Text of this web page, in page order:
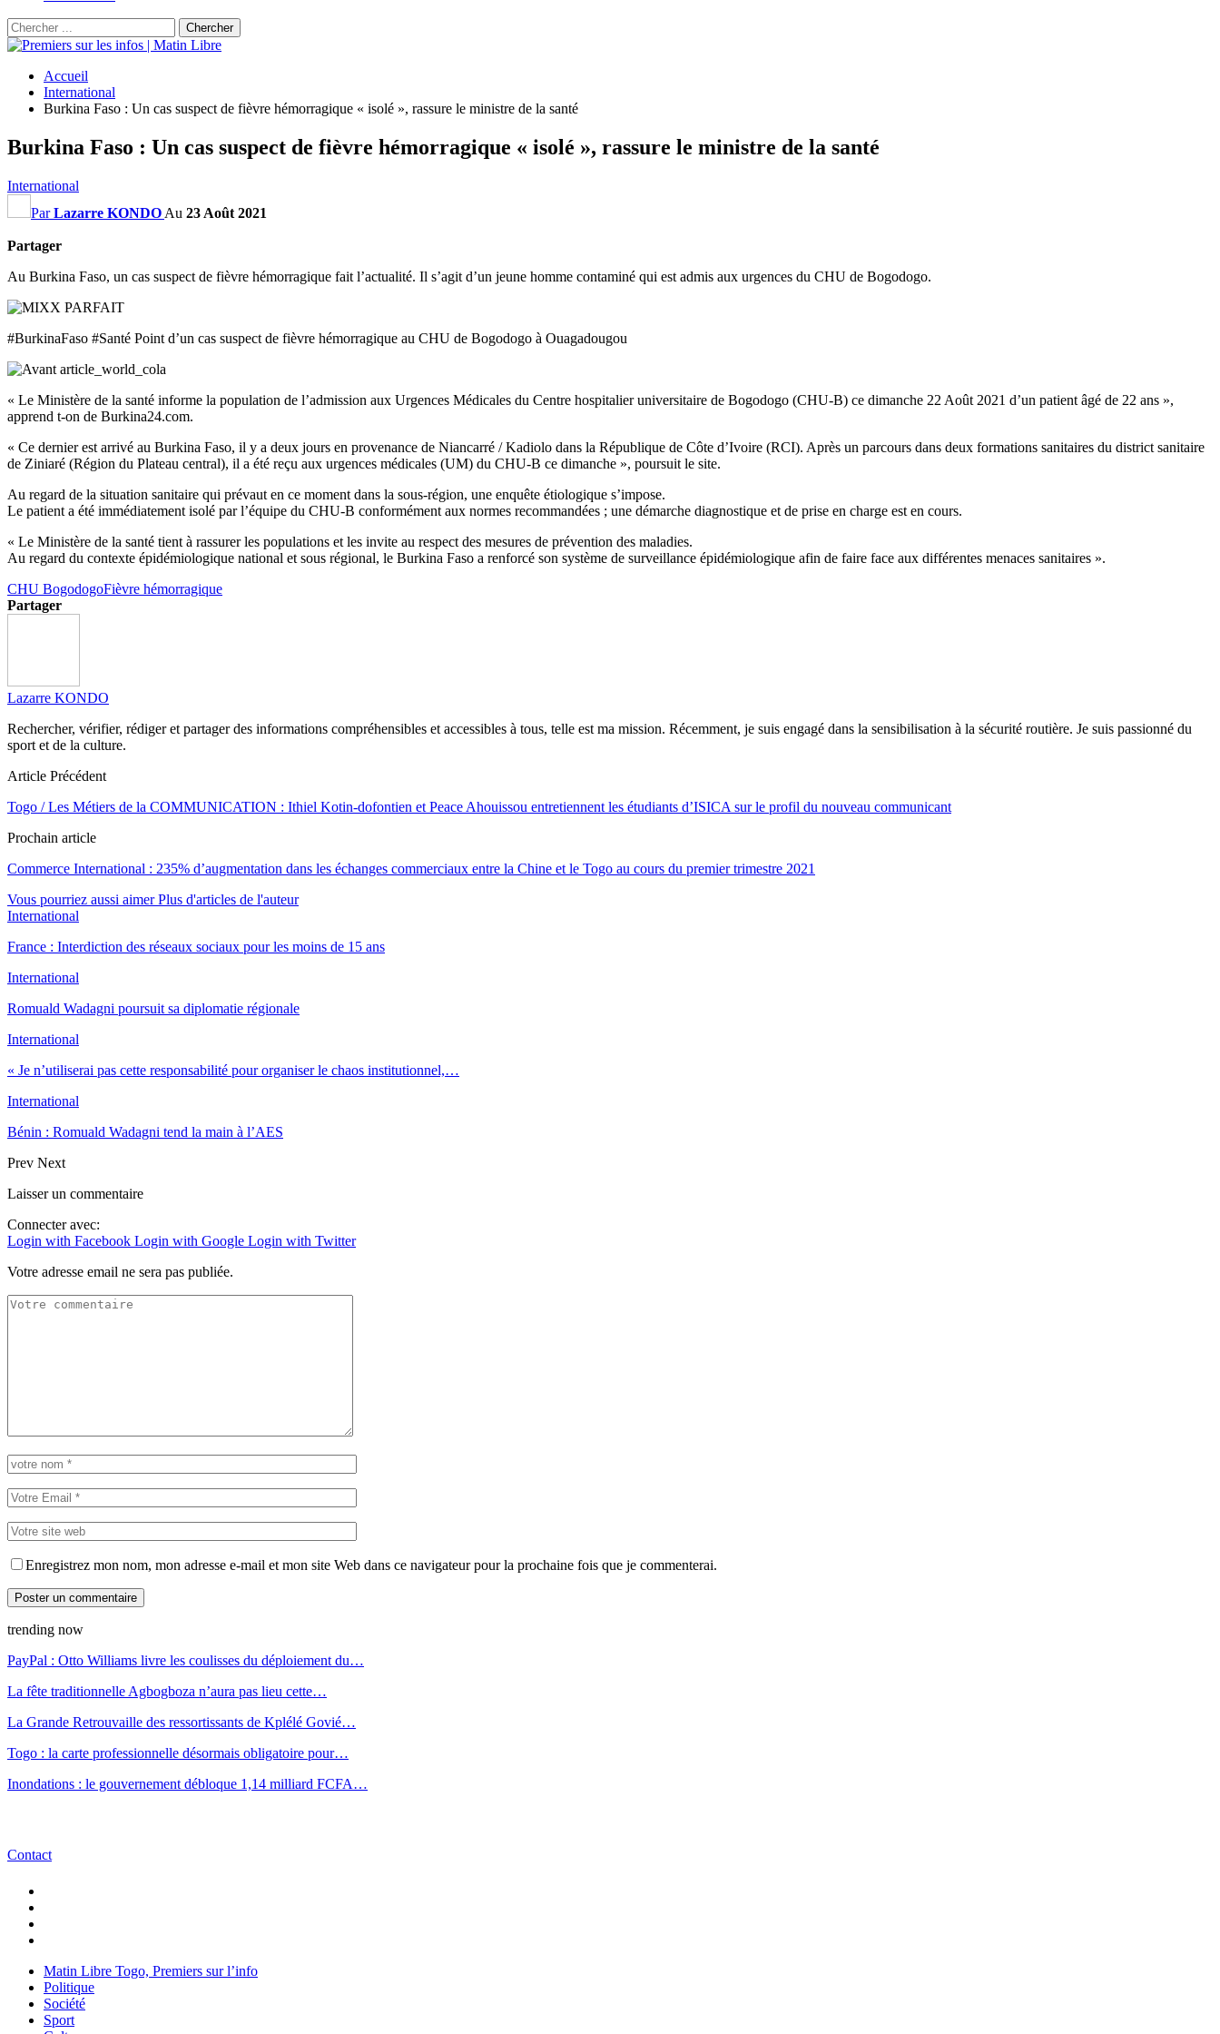
Accueil
International
Burkina Faso : Un cas suspect de fièvre hémorragique « isolé », rassure le ministre de la santé
Burkina Faso : Un cas suspect de fièvre hémorragique « isolé », rassure le ministre de la santé
International
ParLazarre KONDO Au 23 Août 2021
Partager
Au Burkina Faso, un cas suspect de fièvre hémorragique fait l’actualité. Il s’agit d’un jeune homme contaminé qui est admis aux urgences du CHU de Bogodogo.
#BurkinaFaso #Santé Point d’un cas suspect de fièvre hémorragique au CHU de Bogodogo à Ouagadougou
« Le Ministère de la santé informe la population de l’admission aux Urgences Médicales du Centre hospitalier universitaire de Bogodogo (CHU-B) ce dimanche 22 Août 2021 d’un patient âgé de 22 ans »,
apprend t-on de Burkina24.com.
« Ce dernier est arrivé au Burkina Faso, il y a deux jours en provenance de Niancarré / Kadiolo dans la République de Côte d’Ivoire (RCI). Après un parcours dans deux formations sanitaires du district sanitaire
de Ziniaré (Région du Plateau central), il a été reçu aux urgences médicales (UM) du CHU-B ce dimanche », poursuit le site.
Au regard de la situation sanitaire qui prévaut en ce moment dans la sous-région, une enquête étiologique s’impose.
Le patient a été immédiatement isolé par l’équipe du CHU-B conformément aux normes recommandées ; une démarche diagnostique et de prise en charge est en cours.
« Le Ministère de la santé tient à rassurer les populations et les invite au respect des mesures de prévention des maladies.
Au regard du contexte épidémiologique national et sous régional, le Burkina Faso a renforcé son système de surveillance épidémiologique afin de faire face aux différentes menaces sanitaires ».
CHU BogodogoFièvre hémorragique
Partager
Lazarre KONDO
Rechercher, vérifier, rédiger et partager des informations compréhensibles et accessibles à tous, telle est ma mission. Récemment, je suis engagé dans la sensibilisation à la sécurité routière. Je suis passionné du
sport et de la culture.
Article Précédent
Togo / Les Métiers de la COMMUNICATION : Ithiel Kotin-dofontien et Peace Ahouissou entretiennent les étudiants d’ISICA sur le profil du nouveau communicant
Prochain article
Commerce International : 235% d’augmentation dans les échanges commerciaux entre la Chine et le Togo au cours du premier trimestre 2021
Vous pourriez aussi aimer Plus d'articles de l'auteur
International
France : Interdiction des réseaux sociaux pour les moins de 15 ans
International
Romuald Wadagni poursuit sa diplomatie régionale
International
« Je n’utiliserai pas cette responsabilité pour organiser le chaos institutionnel,…
International
Bénin : Romuald Wadagni tend la main à l’AES
Prev Next
Laisser un commentaire
Connecter avec:
Login with Facebook Login with Google Login with Twitter
Votre adresse email ne sera pas publiée.
Enregistrez mon nom, mon adresse e-mail et mon site Web dans ce navigateur pour la prochaine fois que je commenterai.
trending now
PayPal : Otto Williams livre les coulisses du déploiement du…
La fête traditionnelle Agbogboza n’aura pas lieu cette…
La Grande Retrouvaille des ressortissants de Kplélé Govié…
Togo : la carte professionnelle désormais obligatoire pour…
Inondations : le gouvernement débloque 1,14 milliard FCFA…
Contact
Matin Libre Togo, Premiers sur l’info
Politique
Société
Sport